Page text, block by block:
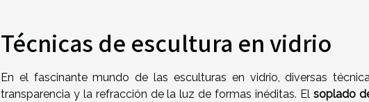
Técnicas de escultura en vidrio
En el fascinante mundo de las esculturas en vidrio, diversas
transparencia y la refracción de la luz de formas inéditas. El soplado